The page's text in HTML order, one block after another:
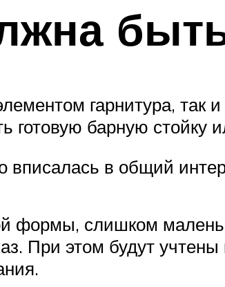
гарнитура, так
готовую барную стойку
вписалась в общий
формы, слишком
При этом будут